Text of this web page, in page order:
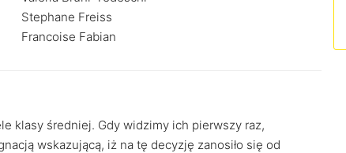
Stephane Freiss
Francoise Fabian
klasy średniej. Gdy widzimy ich pierwszy raz,
wskazującą, iż na tę decyzję zanosiło się od